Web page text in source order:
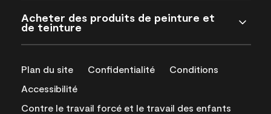
Acheter des produits de peinture et
de teinture
Plan du site Confidentialité
Conditions
Accessibilité
Contre le travail forcé et le travail des enfants